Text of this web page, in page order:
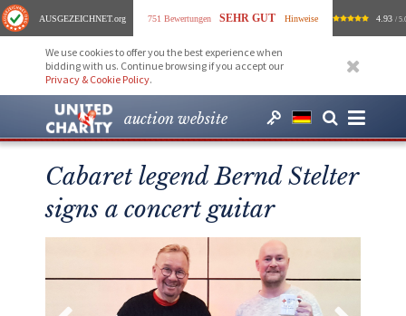
AUSGEZEICHNET.org 751 Bewertungen SEHR GUT Hinweise 4.93 /
We use cookies to offer you the best experience when
bidding with us. Continue browsing if you accept our
Privacy & Cookie Policy.
auction website
Cabaret legend Bernd Stelter
signs a concert guitar